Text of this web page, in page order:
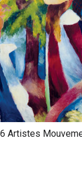
Artistes